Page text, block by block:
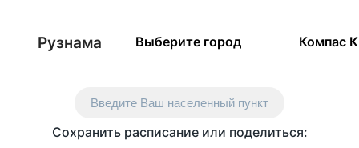
Рузнама Выберите город Компас
Введите Ваш населенный пункт
Сохранить расписание или поделиться: